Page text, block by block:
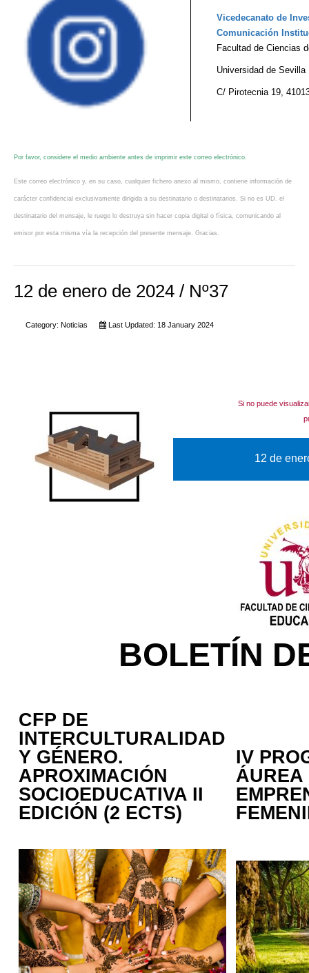
Vicedecanato de
Comunicación
Facultad de Ciencias
Universidad de Sevilla
C/ Pirotecnia 19,
Por favor, considere el medio ambiente antes de imprimir este correo electrónico.
Este correo electrónico y, en su caso, cualquier fichero anexo al mismo, contiene información de
carácter confidencial exclusivamente dirigida a su destinatario o destinatarios. Si no es UD. el
destinatario del mensaje, le ruego lo destruya sin hacer copia digital o física, comunicando al
emisor por esta misma vía la recepción del presente mensaje. Gracias.
12 de enero de 2024 / Nº37
Category: Noticias Last Updated: 18 January 2024
Si no puede
12 de
BOLETÍN
CFP DE
INTERCULTURALIDAD
Y GÉNERO.
APROXIMACIÓN
SOCIOEDUCATIVA II
EDICIÓN (2 ECTS)
IV
ÁUREA